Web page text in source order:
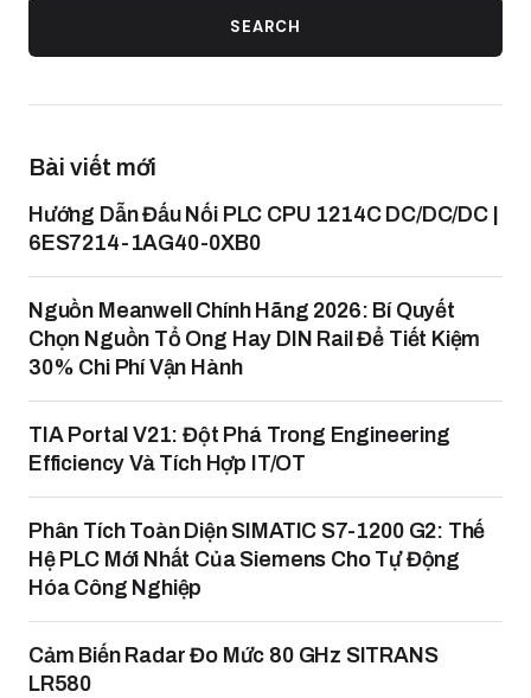
SEARCH
Bài viết mới
Hướng Dẫn Đấu Nối PLC CPU 1214C DC/DC/DC |
6ES7214-1AG40-0XB0
Nguồn Meanwell Chính Hãng 2026: Bí Quyết
Chọn Nguồn Tổ Ong Hay DIN Rail Để Tiết Kiệm
30% Chi Phí Vận Hành
TIA Portal V21: Đột Phá Trong Engineering
Efficiency Và Tích Hợp IT/OT
Phân Tích Toàn Diện SIMATIC S7-1200 G2: Thế
Hệ PLC Mới Nhất Của Siemens Cho Tự Động
Hóa Công Nghiệp
Cảm Biến Radar Đo Mức 80 GHz SITRANS
LR580